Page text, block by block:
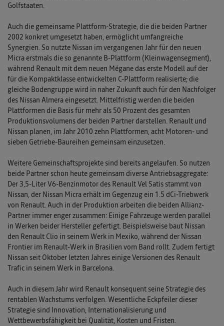
Golfstaaten.
Auch die gemeinsame Plattform-Strategie, die die beiden Partner
2002 konkret umgesetzt haben, ermöglicht umfangreiche
Synergien. So nutzte Nissan im vergangenen Jahr für den neuen
Micra erstmals die so genannte B-Plattform (Kleinwagensegment),
während Renault mit dem neuen Mégane das erste Modell auf der
für die Kompaktklasse entwickelten C-Plattform realisierte; die
gleiche Bodengruppe wird in naher Zukunft auch für den Nachfolger
des Nissan Almera eingesetzt. Mittelfristig werden die beiden
Plattformen die Basis für mehr als 50 Prozent des gesamten
Produktionsvolumens der beiden Partner darstellen. Renault und
Nissan planen, im Jahr 2010 zehn Plattformen, acht Motoren- und
sieben Getriebe-Baureihen gemeinsam einzusetzen.
Weitere Gemeinschaftsprojekte sind bereits angelaufen. So nutzen
beide Partner schon heute gemeinsam diverse Antriebsaggregate:
Der 3,5-Liter V6-Benzinmotor des Renault Vel Satis stammt von
Nissan, der Nissan Micra erhält im Gegenzug ein 1.5 dCi-Triebwerk
von Renault. Auch in der Produktion arbeiten die beiden Allianz-
Partner immer enger zusammen: Einige Fahrzeuge werden parallel
in Werken beider Hersteller gefertigt. Beispielsweise baut Nissan
den Renault Clio in seinem Werk in Mexiko, während der Nissan
Frontier im Renault-Werk in Brasilien vom Band rollt. Zudem fertigt
Nissan seit Oktober letzten Jahres einige Versionen des Renault
Trafic in seinem Werk in Barcelona.
Auch in diesem Jahr wird Renault konsequent seine Strategie des
rentablen Wachstums verfolgen. Wesentliche Eckpfeiler dieser
Strategie sind Innovation, Internationalisierung und
Wettbewerbsfähigkeit bei Qualität, Kosten und Fristen.